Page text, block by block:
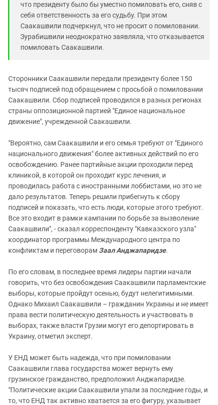
что президенту было бы уместно помиловать его, сняв с
себя ответственность за его судьбу. При этом
Саакашвили подчеркнул, что не просит о помиловании.
Зурабишвили неоднократно заявляла, что отказывается
помиловать Саакашвили.
Сторонники Саакашвили передали президенту более 150
тысяч подписей под обращением с просьбой о помиловании
Саакашвили. Сбор подписей проводился в разных регионах
страны оппозиционной партией "Единое национальное
движение", учрежденной Саакашвили.
"Вероятно, сам Саакашвили и его семья требуют от "Единого
национального движения" более активных действий по его
освобождению. Ранее партийные акции проходили перед
клиникой, в которой он проходит курс лечения, и
проводилась работа с иностранными лоббистами, но это не
дало результатов. Теперь решили прибегнуть к сбору
подписей и показать, что есть люди, которые этого требуют.
Все это входит в рамки кампании по борьбе за вызволение
Саакашвили", - сказал корреспонденту "Кавказского узла"
координатор программы Международного центра по
конфликтам и переговорам Заал Анджапаридзе.
По его словам, в последнее время лидеры партии начали
говорить, что без освобождения Саакашвили парламентские
выборы, которые пройдут осенью, будут нелегитимными.
Однако Михаил Саакашвили – гражданин Украины и не имеет
права вести политическую деятельность и участвовать в
выборах, также власти Грузии могут его депортировать в
Украину, отметил эксперт.
У ЕНД может быть надежда, что при помиловании
Саакашвили глава государства может вернуть ему
грузинское гражданство, предположил Анджапаридзе.
"Политические акции Саакашвили упали за последние годы, и
то, что ЕНД так активно хватается за его фигуру, указывает